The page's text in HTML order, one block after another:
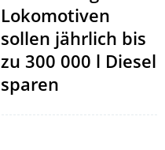
Lokomotiven
sollen jährlich bis
zu 300 000 l Diesel
sparen